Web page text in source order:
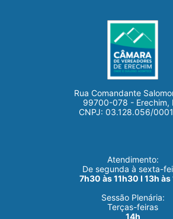
Rua Comandante
99700-078 - Erechim,
CNPJ: 03.128.056/
Atendimento:
De segunda à sexta-
7h30 às 11h30 I 13h às
Sessão Plenária:
Terças-feiras
14h